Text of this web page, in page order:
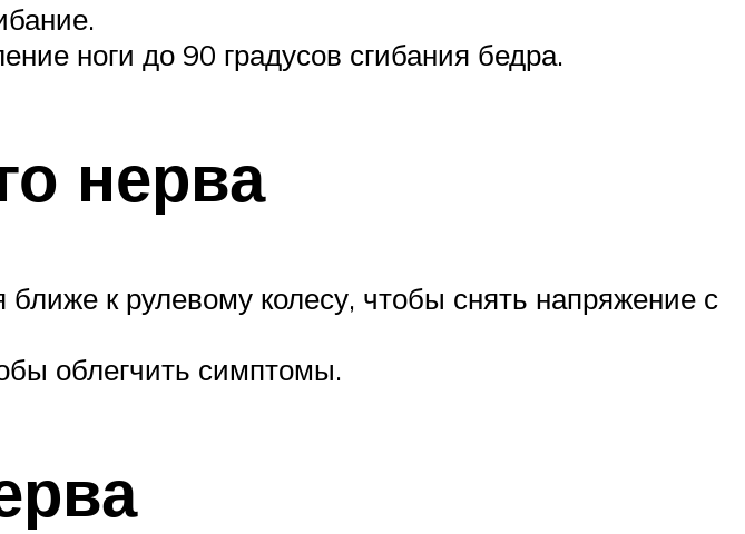
ноги до 90 градусов сгибания бедра.
нерва
к рулевому колесу, чтобы снять напряжение с
облегчить симптомы.